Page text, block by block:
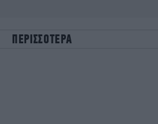
ΠΕΡΙΣΣΟΤΕΡΑ